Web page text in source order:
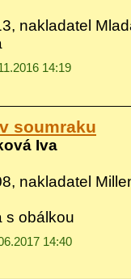
nakladatel
14:19
soumraku
Iva
nakladatel
s obálkou
14:40